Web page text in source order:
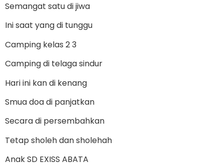
Semangat satu di jiwa
Ini saat yang di tunggu
Camping kelas 2 3
Camping di telaga sindur
Hari ini kan di kenang
Smua doa di panjatkan
Secara di persembahkan
Tetap sholeh dan sholehah
Anak SD EXISS ABATA